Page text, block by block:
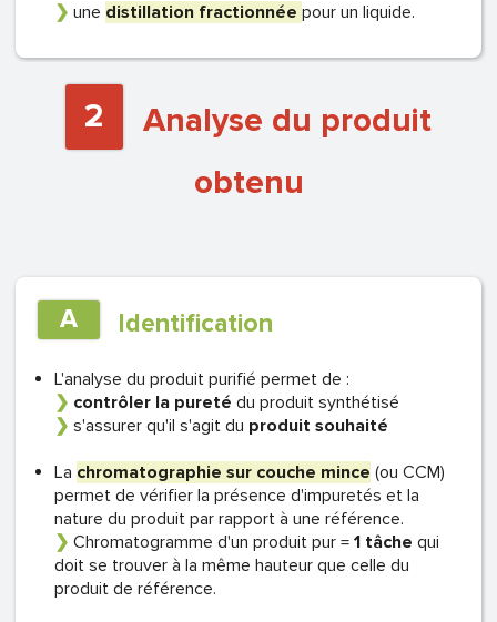
❯ une distillation fractionnée pour un liquide.
2
Analyse du produit
obtenu
A Identification
L'analyse du produit purifié permet de :
❯ contrôler la pureté du produit synthétisé
❯ s'assurer qu'il s'agit du produit souhaité
La chromatographie sur couche mince (ou CCM)
permet de vérifier la présence d'impuretés et la
nature du produit par rapport à une référence.
❯ Chromatogramme d'un produit pur = 1 tâche qui
doit se trouver à la même hauteur que celle du
produit de référence.